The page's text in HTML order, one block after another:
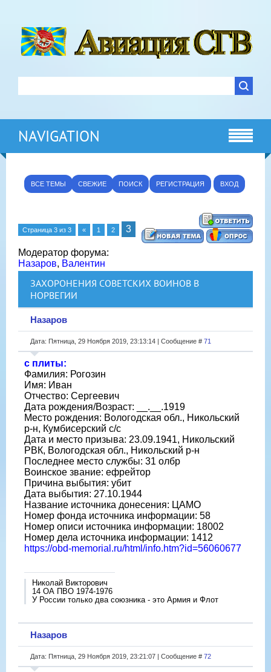
NAVIGATION
ВСЕ ТЕМЫ СВЕЖИЕ ПОИСК РЕГИСТРАЦИЯ ВХОД
Страница 3 из 3 « 1 2 3
Модератор форума:
Назаров, Валентин
ЗАХОРОНЕНИЯ СОВЕТСКИХ ВОИНОВ В
НОРВЕГИИ
Назаров
Дата: Пятница, 29 Ноября 2019, 23:13:14 | Сообщение # 71
с плиты:
Фамилия: Рогозин
Имя: Иван
Отчество: Сергеевич
Дата рождения/Возраст: __.__.1919
Место рождения: Вологодская обл., Никольский
р-н, Кумбисерский с/с
Дата и место призыва: 23.09.1941, Никольский
РВК, Вологодская обл., Никольский р-н
Последнее место службы: 31 олбр
Воинское звание: ефрейтор
Причина выбытия: убит
Дата выбытия: 27.10.1944
Название источника донесения: ЦАМО
Номер фонда источника информации: 58
Номер описи источника информации: 18002
Номер дела источника информации: 1412
https://obd-memorial.ru/html/info.htm?id=56060677
Николай Викторович
14 ОА ПВО 1974-1976
У России только два союзника - это Армия и Флот
Назаров
Дата: Пятница, 29 Ноября 2019, 23:21:07 | Сообщение # 72